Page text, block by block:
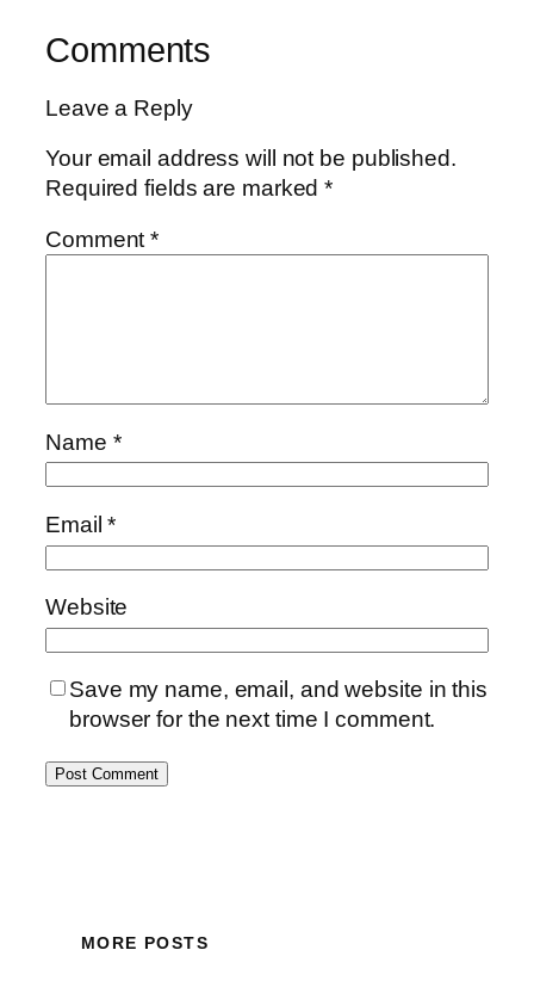
Comments
Leave a Reply
Your email address will not be published.
Required fields are marked*
Comment*
Name *
Email*
Website
Save my name, email, and website in this
browser for the next time I comment.
MORE POSTS